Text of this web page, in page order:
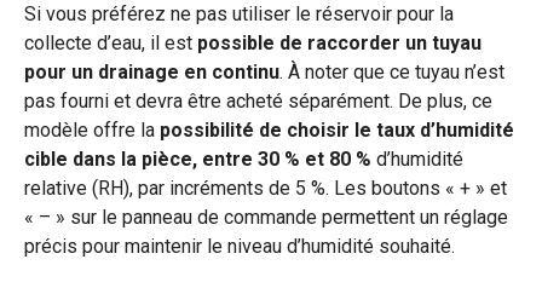
Si vous préférez ne pas utiliser le réservoir pour la
collecte d’eau, il est possible de raccorder un tuyau
pour un drainage en continu. À noter que ce tuyau n’est
pas fourni et devra être acheté séparément. De plus, ce
modèle offre la possibilité de choisir le taux d’humidité
cible dans la pièce, entre 30 % et 80 % d’humidité
relative (RH), par incréments de 5 %. Les boutons « + » et
« – » sur le panneau de commande permettent un réglage
précis pour maintenir le niveau d’humidité souhaité.